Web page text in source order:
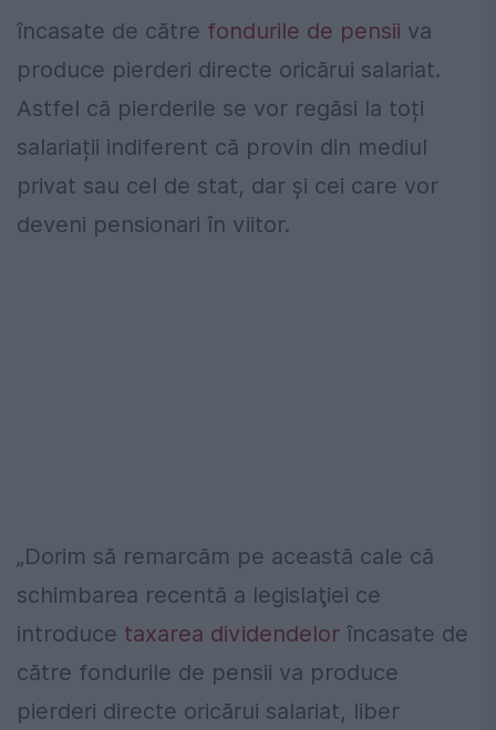
încasate de către fondurile de pensii va
produce pierderi directe oricărui salariat.
Astfel că pierderile se vor regăsi la toți
salariații indiferent că provin din mediul
privat sau cel de stat, dar şi cei care vor
deveni pensionari în viitor.
„Dorim să remarcăm pe această cale că
schimbarea recentă a legislaţiei ce
introduce taxarea dividendelor încasate de
către fondurile de pensii va produce
pierderi directe oricărui salariat, liber